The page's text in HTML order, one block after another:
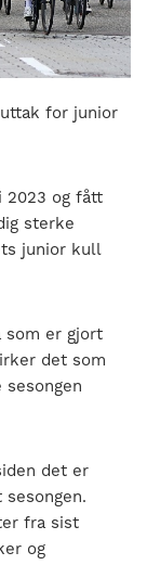
for junior
2023 og fått
sterke
junior kull
som er gjort
det som
det er
fra sist
og